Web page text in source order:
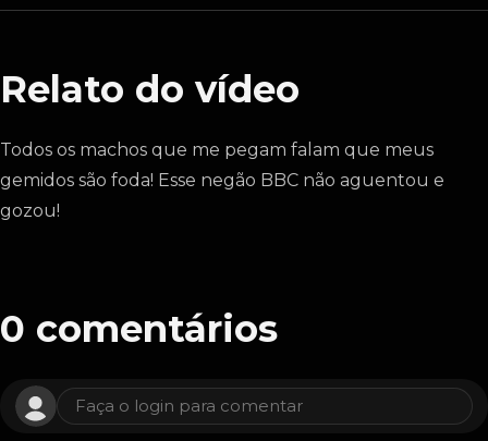
Relato do vídeo
Todos os machos que me pegam falam que meus
gemidos são foda! Esse negão BBC não aguentou e
gozou!
0 comentários
Faça o login para comentar